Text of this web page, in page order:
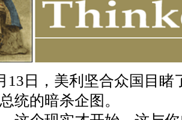
13日，美利坚合众国目睹
统的暗杀企图。